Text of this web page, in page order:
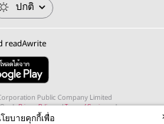
ปกติ
readAwrite
Public Company Limited
Privacy PolicyandTerms of Serviceapply.
ยบายคุกกี้เพื่อ